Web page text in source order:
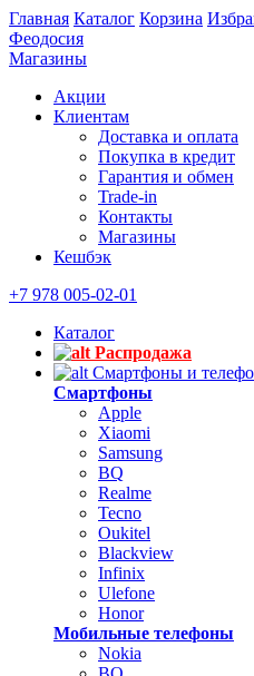
Главная Каталог Корзина
Феодосия
Магазины
Акции
Клиентам
Доставка и оплата
Покупка в кредит
Гарантия и обмен
Trade-in
Контакты
Магазины
Кешбэк
+7 978 005-02-01
Каталог
Распродажа
Смартфоны и
Смартфоны
Apple
Xiaomi
Samsung
BQ
Realme
Tecno
Oukitel
Blackview
Infinix
Ulefone
Honor
Мобильные телефоны
Nokia